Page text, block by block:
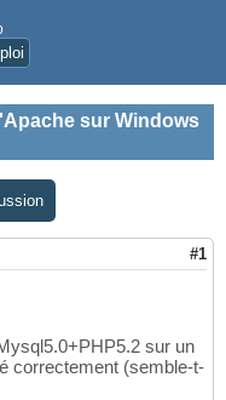
sur Windows
#1
sur un
correctement (semble-t-